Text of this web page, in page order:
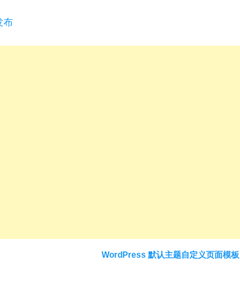
布
WordPress 默认主题自定义页面模板